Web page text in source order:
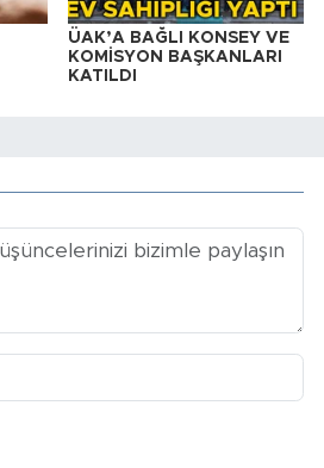
ÜAK’A BAĞLI KONSEY VE
KOMİSYON BAŞKANLARI
KATILDI